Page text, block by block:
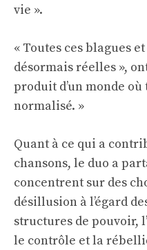
vie ».
« Toutes ces blagues
désormais réelles »,
produit d’un monde
normalisé. »
Quant à ce qui a
chansons, le duo a
concentrent sur des
désillusion à l’égard
structures de pouvoir,
le contrôle et la